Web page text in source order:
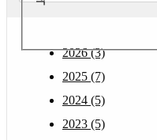
2026 (3)
2025 (7)
2024 (5)
2023 (5)